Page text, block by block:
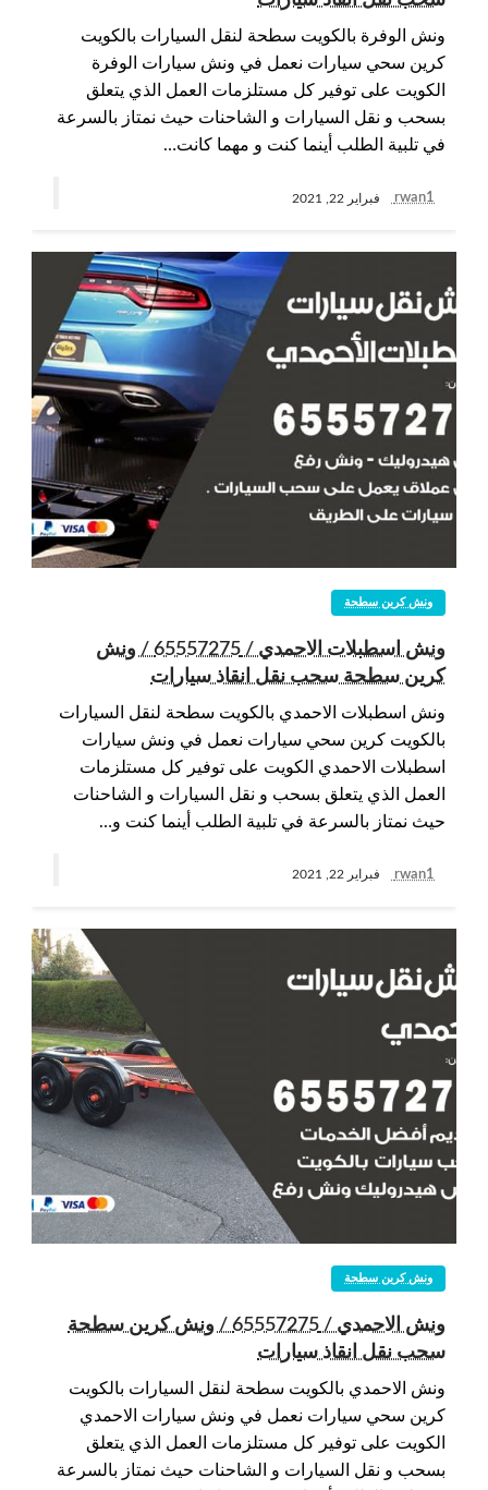
ونش الوفرة بالكويت سطحة لنقل السيارات بالكويت
كرين سحي سيارات نعمل في ونش سيارات الوفرة
الكويت على توفير كل مستلزمات العمل الذي يتعلق
بسحب و نقل السيارات و الشاحنات حيث نمتاز بالسرعة
في تلبية الطلب أينما كنت و مهما كانت…
rwan1 فبراير 22, 2021
ونش كرين سطحة
ونش اسطبلات الاحمدي / 65557275 / ونش
كرين سطحة سحب نقل انقاذ سيارات
ونش اسطبلات الاحمدي بالكويت سطحة لنقل السيارات
بالكويت كرين سحي سيارات نعمل في ونش سيارات
اسطبلات الاحمدي الكويت على توفير كل مستلزمات
العمل الذي يتعلق بسحب و نقل السيارات و الشاحنات
حيث نمتاز بالسرعة في تلبية الطلب أينما كنت و…
rwan1 فبراير 22, 2021
ونش كرين سطحة
ونش الاحمدي / 65557275 / ونش كرين سطحة
سحب نقل انقاذ سيارات
ونش الاحمدي بالكويت سطحة لنقل السيارات بالكويت
كرين سحي سيارات نعمل في ونش سيارات الاحمدي
الكويت على توفير كل مستلزمات العمل الذي يتعلق
بسحب و نقل السيارات و الشاحنات حيث نمتاز بالسرعة